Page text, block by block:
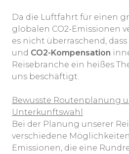
Da die Luftfahrt für einen
globalen CO2-Emissionen
es nicht überraschend, dass
und CO2-Kompensation
Reisebranche ein heißes
uns beschäftigt.
Bewusste Routenplanung
Unterkunftswahl
Bei der Planung unserer
verschiedene
Emissionen, die eine